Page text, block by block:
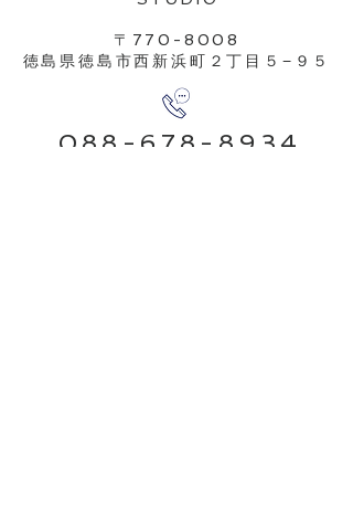
〒770-8008
徳島県徳島市西新浜町２丁目５−９５
088-678-8934